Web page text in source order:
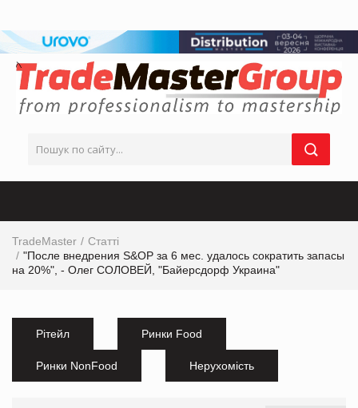
TradeMaster
Статті
"После внедрения S&OP за 6 мес. удалось сократить запасы
на 20%", - Олег СОЛОВЕЙ, "Байерсдорф Украина"
Рітейл Ринки Food
Ринки NonFood Нерухомість